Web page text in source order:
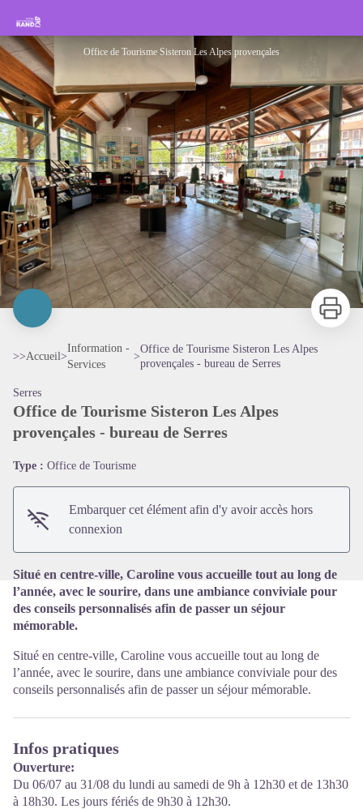
Rando Sisteron Buëch Baronnies Provençales
Office de Tourisme Sisteron Les Alpes provençales
Imprimer
>>Accueil>
Information -
Services
>
Office de Tourisme Sisteron Les Alpes
provençales - bureau de Serres
Serres
Office de Tourisme Sisteron Les Alpes
provençales - bureau de Serres
Type : Office de Tourisme
Embarquer cet élément afin d'y avoir accès hors
connexion
Situé en centre-ville, Caroline vous accueille tout au long de
l’année, avec le sourire, dans une ambiance conviviale pour
des conseils personnalisés afin de passer un séjour
mémorable.
Situé en centre-ville, Caroline vous accueille tout au long de
l’année, avec le sourire, dans une ambiance conviviale pour des
conseils personnalisés afin de passer un séjour mémorable.
Infos pratiques
Ouverture:
Du 06/07 au 31/08 du lundi au samedi de 9h à 12h30 et de 13h30
à 18h30. Les jours fériés de 9h30 à 12h30.